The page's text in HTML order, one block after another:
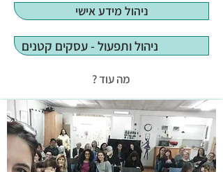
ניהול מידע אישי
ניהול ותפעול - עסקים קטנים
מה עוד ?